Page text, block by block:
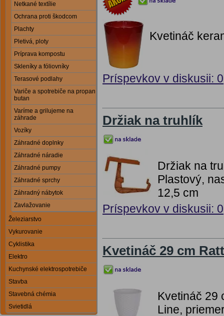
Netkané textílie
Ochrana proti škodcom
Plachty
Pletivá, ploty
Príprava kompostu
Skleníky a fóliovníky
Terasové podlahy
Variče a spotrebiče na propan
butan
Varíme a grilujeme na
záhrade
Vozíky
Záhradné doplnky
Záhradné náradie
Záhradné pumpy
Záhradné sprchy
Záhradný nábytok
Zavlažovanie
Železiarstvo
Vykurovanie
Cyklistika
Elektro
Kuchynské elektrospotrebiče
Stavba
Stavebná chémia
Svietidlá
Kvetináč
Príspevkov v diskusii: 0
Držiak na truhlík
Držiak na
Plastový,
12,5 cm
Príspevkov v diskusii: 0
Kvetináč 29 cm
Kvetináč 29
Line,